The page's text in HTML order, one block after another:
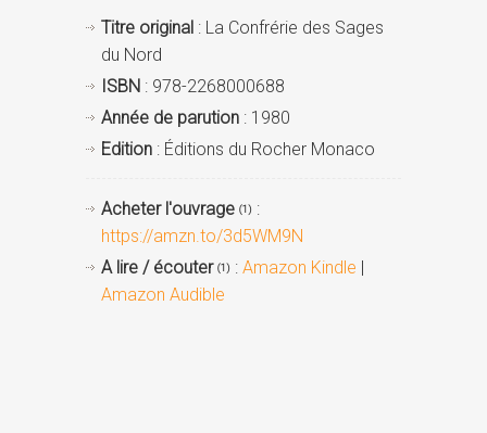
Titre original : La Confrérie des Sages
du Nord
ISBN : 978-2268000688
Année de parution : 1980
Edition : Éditions du Rocher Monaco
Acheter l'ouvrage (1) :
https://amzn.to/3d5WM9N
A lire / écouter (1) : Amazon Kindle |
Amazon Audible